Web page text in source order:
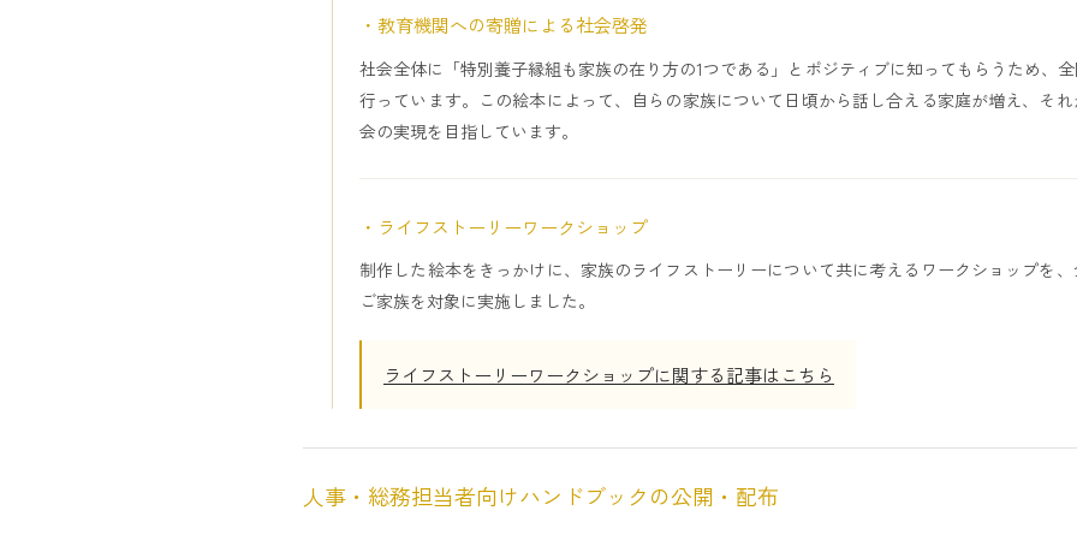
・教育機関への寄贈による社会啓発
社会全体に「特別養子縁組も家族の在り方の1つである」とポジティブに知ってもらうため、
行っています。この絵本によって、自らの家族について日頃から話し合える家庭が増え、そ
会の実現を目指しています。
・ライフストーリーワークショップ
制作した絵本をきっかけに、家族のライフストーリーについて共に考えるワークショップを
ご家族を対象に実施しました。
ライフストーリーワークショップに関する記事はこちら
人事・総務担当者向けハンドブックの公開・配布